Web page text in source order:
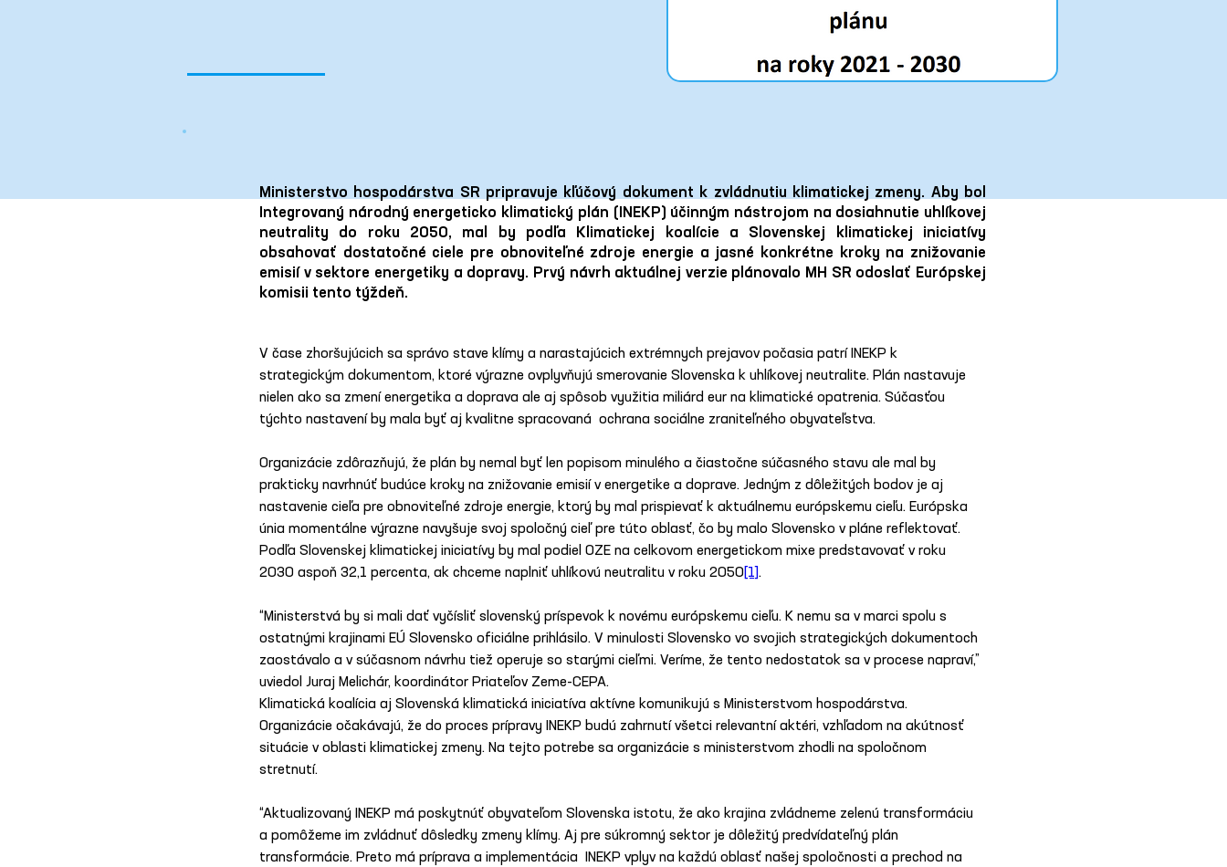
Ministerstvo hospodárstva SR pripravuje kľúčový dokument k zvládnutiu klimatickej zmeny. Aby bol
Integrovaný národný energeticko klimatický plán (INEKP) účinným nástrojom na dosiahnutie uhlíkovej
neutrality do roku 2050, mal by podľa Klimatickej koalície a Slovenskej klimatickej iniciatívy
obsahovať dostatočné ciele pre obnoviteľné zdroje energie a jasné konkrétne kroky na znižovanie
emisií v sektore energetiky a dopravy. Prvý návrh aktuálnej verzie plánovalo MH SR odoslať Európskej
komisii tento týždeň.
V čase zhoršujúcich sa správo stave klímy a narastajúcich extrémnych prejavov počasia patrí INEKP k
strategickým dokumentom, ktoré výrazne ovplyvňujú smerovanie Slovenska k uhlíkovej neutralite. Plán nastavuje
nielen ako sa zmení energetika a doprava ale aj spôsob využitia miliárd eur na klimatické opatrenia. Súčasťou
týchto nastavení by mala byť aj kvalitne spracovaná  ochrana sociálne zraniteľného obyvateľstva.
Organizácie zdôrazňujú, že plán by nemal byť len popisom minulého a čiastočne súčasného stavu ale mal by
prakticky navrhnúť budúce kroky na znižovanie emisií v energetike a doprave. Jedným z dôležitých bodov je aj
nastavenie cieľa pre obnoviteľné zdroje energie, ktorý by mal prispievať k aktuálnemu európskemu cieľu. Európska
únia momentálne výrazne navyšuje svoj spoločný cieľ pre túto oblasť, čo by malo Slovensko v pláne reflektovať.
Podľa Slovenskej klimatickej iniciatívy by mal podiel OZE na celkovom energetickom mixe predstavovať v roku
203O aspoň 32,1 percenta, ak chceme naplniť uhlíkovú neutralitu v roku 2050 [1] .
“Ministerstvá by si mali dať vyčísliť slovenský príspevok k novému európskemu cieľu. K nemu sa v marci spolu s
ostatnými krajinami EÚ Slovensko oficiálne prihlásilo. V minulosti Slovensko vo svojich strategických dokumentoch
zaostávalo a v súčasnom návrhu tiež operuje so starými cieľmi. Veríme, že tento nedostatok sa v procese napraví,”
uviedol Juraj Melichár, koordinátor Priateľov Zeme-CEPA.
Klimatická koalícia aj Slovenská klimatická iniciatíva aktívne komunikujú s Ministerstvom hospodárstva.
Organizácie očakávajú, že do proces prípravy INEKP budú zahrnutí všetci relevantní aktéri, vzhľadom na akútnosť
situácie v oblasti klimatickej zmeny. Na tejto potrebe sa organizácie s ministerstvom zhodli na spoločnom
stretnutí.
“Aktualizovaný INEKP má poskytnúť obyvateľom Slovenska istotu, že ako krajina zvládneme zelenú transformáciu
a pomôžeme im zvládnuť dôsledky zmeny klímy. Aj pre súkromný sektor je dôležitý predvídateľný plán
transformácie. Preto má príprava a implementácia  INEKP vplyv na každú oblasť našej spoločnosti a prechod na